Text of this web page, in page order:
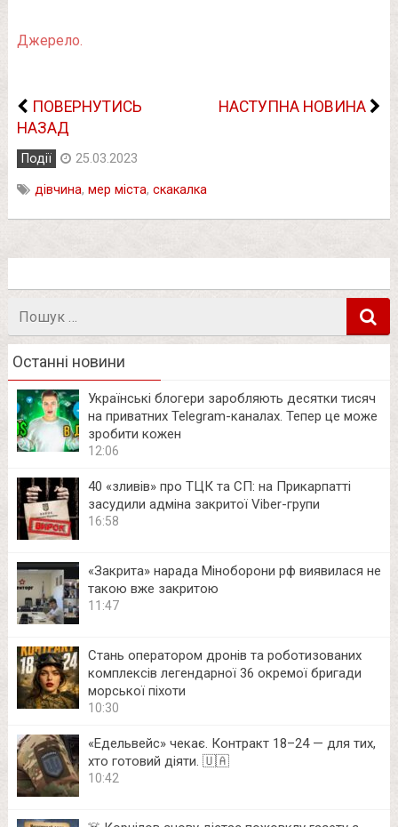
Джерело.
ПОВЕРНУТИСЬ
НАЗАД
НАСТУПНА НОВИНА
Події 25.03.2023
дівчина, мер міста, скакалка
Останні новини
Українські блогери заробляють десятки тисяч
на приватних Telegram-каналах. Тепер це може
зробити кожен
12:06
40 «зливів» про ТЦК та СП: на Прикарпатті
засудили адміна закритої Viber-групи
16:58
«Закрита» нарада Міноборони рф виявилася не
такою вже закритою
11:47
Стань оператором дронів та роботизованих
комплексів легендарної 36 окремої бригади
морської піхоти
10:30
«Едельвейс» чекає. Контракт 18–24 — для тих,
хто готовий діяти. 🇺🇦
10:42